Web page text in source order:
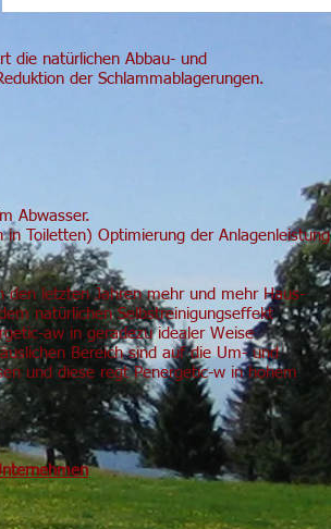
die natürlichen Abbau- und
der Schlammablagerungen.
Abwasser.
Toiletten) Optimierung der Anlagenleistung
den letzten Jahren mehr und mehr Haus-
natürlichen Selbstreinigungseffekt
aw in geradezu idealer Weise
Bereich sind auf die Um- und
und diese regt Penergetic-w in hohem